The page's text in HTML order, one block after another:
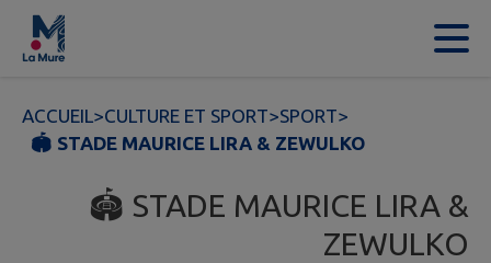
Contenu
ACCUEIL>CULTURE ET SPORT>SPORT>
🏟️ STADE MAURICE LIRA & ZEWULKO
🏟️ STADE MAURICE LIRA &
ZEWULKO